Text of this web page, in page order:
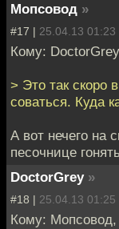
Мопсовод »
#17 | 25.04.13 01:23
Кому:
> Это так скоро
соваться. Куда
А вот нечего на
песочнице
DoctorGrey »
#18 | 25.04.13 01:25
Кому: Мопсовод,